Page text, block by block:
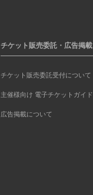
チケット販売委託・広告掲載
チケット販売委託受付について
主催様向け 電子チケットガイド
広告掲載について